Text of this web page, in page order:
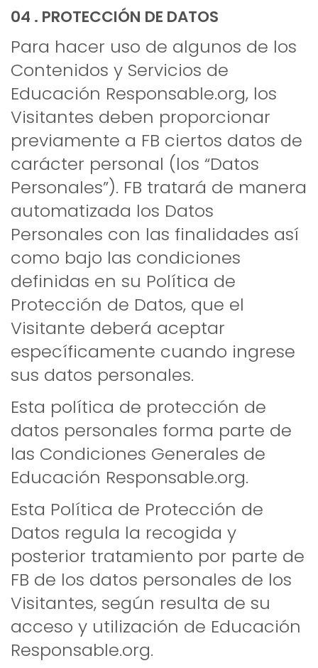
04 . PROTECCIÓN DE DATOS
Para hacer uso de algunos de los
Contenidos y Servicios de
Educación Responsable.org, los
Visitantes deben proporcionar
previamente a FB ciertos datos de
carácter personal (los “Datos
Personales”). FB tratará de manera
automatizada los Datos
Personales con las finalidades así
como bajo las condiciones
definidas en su Política de
Protección de Datos, que el
Visitante deberá aceptar
específicamente cuando ingrese
sus datos personales.
Esta política de protección de
datos personales forma parte de
las Condiciones Generales de
Educación Responsable.org.
Esta Política de Protección de
Datos regula la recogida y
posterior tratamiento por parte de
FB de los datos personales de los
Visitantes, según resulta de su
acceso y utilización de Educación
Responsable.org.